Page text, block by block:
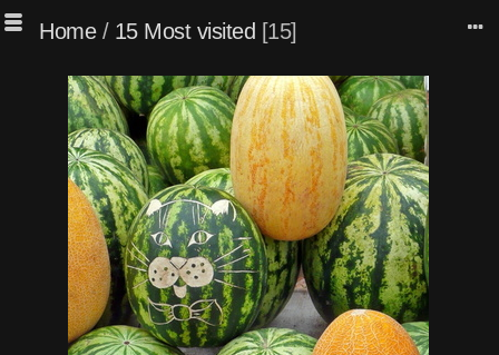
Home/ 15 Most visited 15